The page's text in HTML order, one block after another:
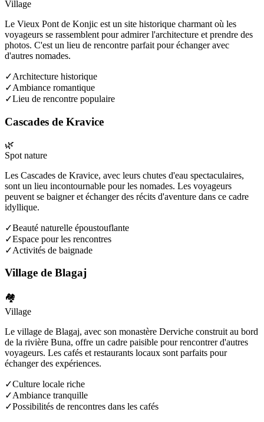
Village
Le Vieux Pont de Konjic est un site historique charmant où les
voyageurs se rassemblent pour admirer l'architecture et prendre des
photos. C'est un lieu de rencontre parfait pour échanger avec
d'autres nomades.
✓Architecture historique
✓Ambiance romantique
✓Lieu de rencontre populaire
Cascades de Kravice
🌿
Spot nature
Les Cascades de Kravice, avec leurs chutes d'eau spectaculaires,
sont un lieu incontournable pour les nomades. Les voyageurs
peuvent se baigner et échanger des récits d'aventure dans ce cadre
idyllique.
✓Beauté naturelle époustouflante
✓Espace pour les rencontres
✓Activités de baignade
Village de Blagaj
🏘️
Village
Le village de Blagaj, avec son monastère Derviche construit au bord
de la rivière Buna, offre un cadre paisible pour rencontrer d'autres
voyageurs. Les cafés et restaurants locaux sont parfaits pour
échanger des expériences.
✓Culture locale riche
✓Ambiance tranquille
✓Possibilités de rencontres dans les cafés